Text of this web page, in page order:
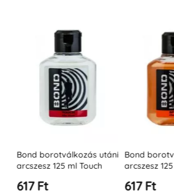
Bond borotválkozás utáni
arcszesz 125 ml Touch
617 Ft
Bond
arcszesz
617 Ft